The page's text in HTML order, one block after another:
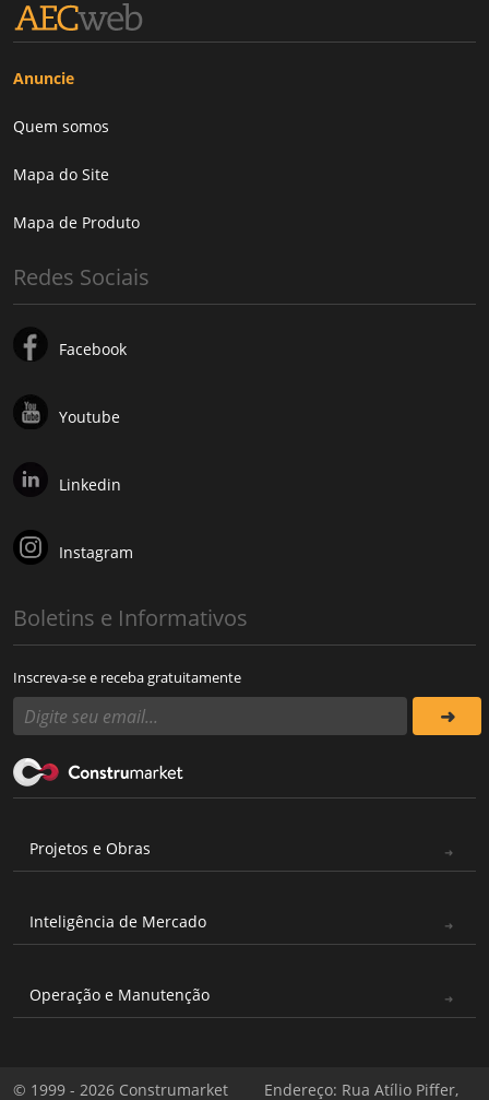
Anuncie
Quem somos
Mapa do Site
Mapa de Produto
Redes Sociais
Facebook
Youtube
Linkedin
Instagram
Boletins e Informativos
Inscreva-se e receba gratuitamente
Projetos e Obras
Inteligência de Mercado
Operação e Manutenção
© 1999 - 2026 Construmarket Endereço: Rua Atílio Piffer,